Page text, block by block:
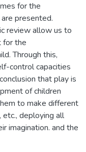
for the
presented.
review allow us to
for the
Through this,
control capacities
that play is
of children
to make different
etc., deploying all
imagination. and the